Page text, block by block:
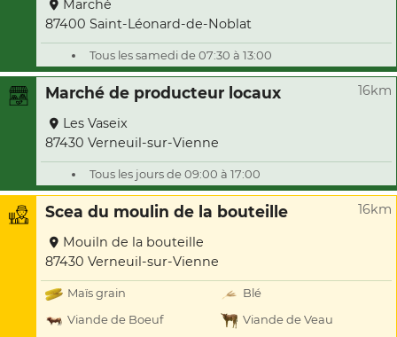
Marché
87400 Saint-Léonard-de-Noblat
Tous les samedi de 07:30 à 13:00
Marché de producteur locaux 16km
Les Vaseix
87430 Verneuil-sur-Vienne
Tous les jours de 09:00 à 17:00
Scea du moulin de la bouteille 16km
Mouiln de la bouteille
87430 Verneuil-sur-Vienne
Maïs grain
Blé
Viande de Boeuf
Viande de Veau